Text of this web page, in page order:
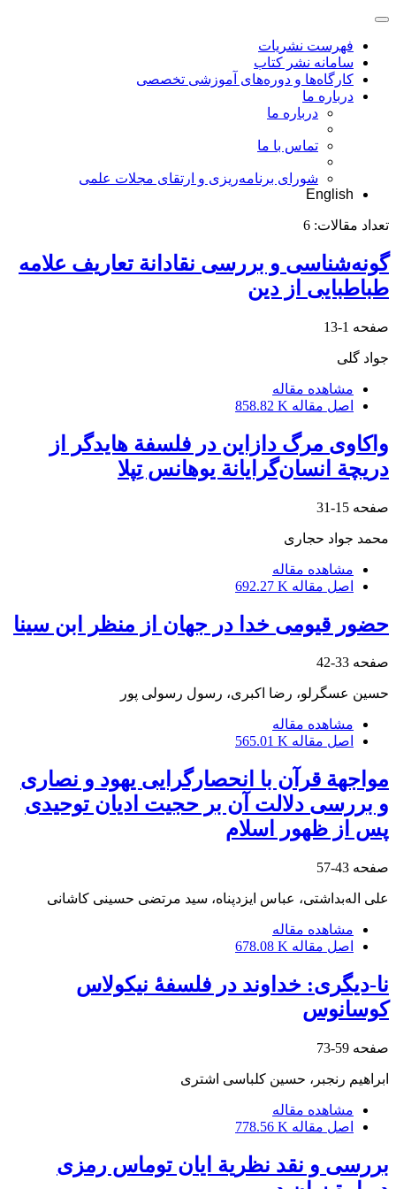
فهرست نشریات
سامانه نشر کتاب
کارگاه‌ها و دوره‌های آموزشی تخصصی
درباره ما
درباره ما
تماس با ما
شورای برنامه‌ریزی و ارتقای مجلات علمی
English
تعداد مقالات: 6
گونه‌شناسی و بررسی نقادانة تعاریف علامه
طباطبایی از دین
صفحه 1-13
جواد گلی
مشاهده مقاله
اصل مقاله 858.82 K
واکاوی مرگ دازاین در فلسفة هایدگر از
دریچة انسان‌گرایانة یوهانس تِپلا
صفحه 15-31
محمد جواد حجاری
مشاهده مقاله
اصل مقاله 692.27 K
حضور قیومی خدا در جهان از منظر ابن سینا
صفحه 33-42
حسین عسگرلو، رضا اکبری، رسول رسولی پور
مشاهده مقاله
اصل مقاله 565.01 K
مواجهة قرآن با انحصارگرایی یهود و نصاری
و بررسی دلالت آن بر حجیت ادیان توحیدی
پس از ظهور اسلام
صفحه 43-57
علی اله‌بداشتی، عباس ایزدپناه، سید مرتضی حسینی کاشانی
مشاهده مقاله
اصل مقاله 678.08 K
نا-دیگری: خداوند در فلسفۀ نیکولاس
کوسانوس
صفحه 59-73
ابراهیم رنجبر، حسین کلباسی اشتری
مشاهده مقاله
اصل مقاله 778.56 K
بررسی و نقد نظریة ایان توماس رمزی